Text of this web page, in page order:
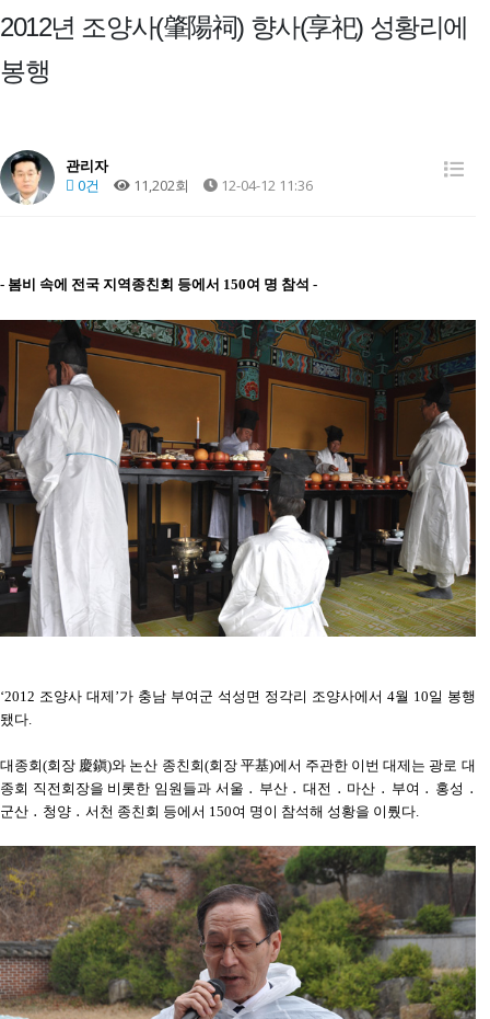
2012년 조양사(肇陽祠) 향사(享祀) 성황리에
봉행
관리자
0건
11,202회 12-04-12 11:36
- 봄비 속에 전국 지역종친회 등에서 150여 명 참석 -
‘2012 조양사 대제’가 충남 부여군 석성면 정각리 조양사에서 4월 10일 봉행
됐다.
대종회(회장 慶鎭)와 논산 종친회(회장 平基)에서 주관한 이번 대제는 광로 대
종회 직전회장을 비롯한 임원들과 서울 ․ 부산 ․ 대전 ․ 마산 ․ 부여 ․ 홍성 ․
군산 ․ 청양 ․ 서천 종친회 등에서 150여 명이 참석해 성황을 이뤘다.